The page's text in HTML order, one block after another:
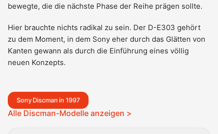
bewegte, die die nächste Phase der Reihe prägen sollte.
Hier brauchte nichts radikal zu sein. Der D-E303 gehört
zu dem Moment, in dem Sony eher durch das Glätten von
Kanten gewann als durch die Einführung eines völlig
neuen Konzepts.
Sony Discman in 1997
Alle Discman-Modelle anzeigen >